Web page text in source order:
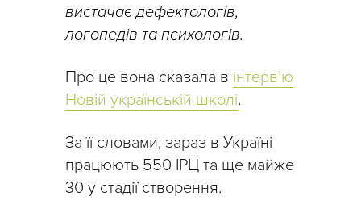
вистачає дефектологів,
логопедів та психологів.
Про це вона сказала в інтерв’ю
Новій українській школі.
За її словами, зараз в Україні
працюють 550 ІРЦ та ще майже
30 у стадії створення.